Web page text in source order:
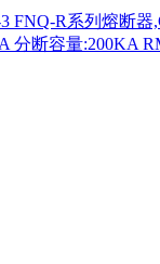
FNQ-R系列熔断
分断容量:200KA